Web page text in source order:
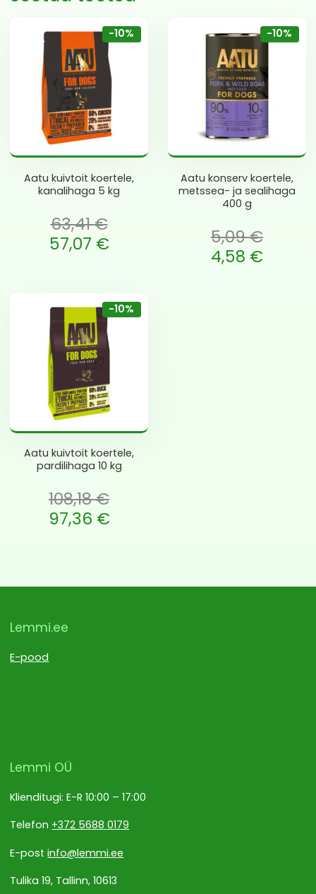
-10%
Aatu kuivtoit koertele,
kanalihaga 5 kg
63,41€
63,41 €.
57,07 €
-10%
Aatu konserv koertele,
metssea- ja sealihaga
400 g
5,09€
Algne hind oli: 5,09 €.
4,58 €
-10%
Aatu kuivtoit koertele,
pardilihaga 10 kg
108,18€
108,18 €.
97,36 €
Lemmi.ee
E-pood
Lemmi OÜ
Klienditugi: E-R 10:00 – 17:00
Telefon +372 5688 0179
E-postinfo@lemmi.ee
Tulika 19, Tallinn, 10613